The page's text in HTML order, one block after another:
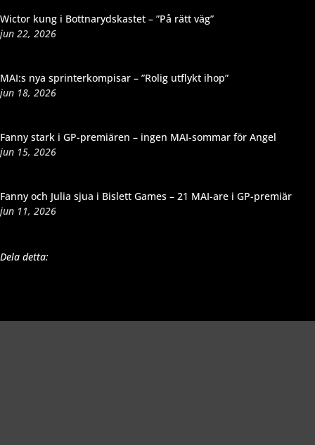
Wictor kung i Bottnarydskastet – ”På rätt väg”
jun 22, 2026
MAI:s nya sprinterkompisar – ”Rolig utflykt ihop”
jun 18, 2026
Fanny stark i GP-premiären – ingen MAI-sommar för Angel
jun 15, 2026
Fanny och Julia sjua i Bislett Games – 21 MAI-are i GP-premiär
jun 11, 2026
Dela detta: